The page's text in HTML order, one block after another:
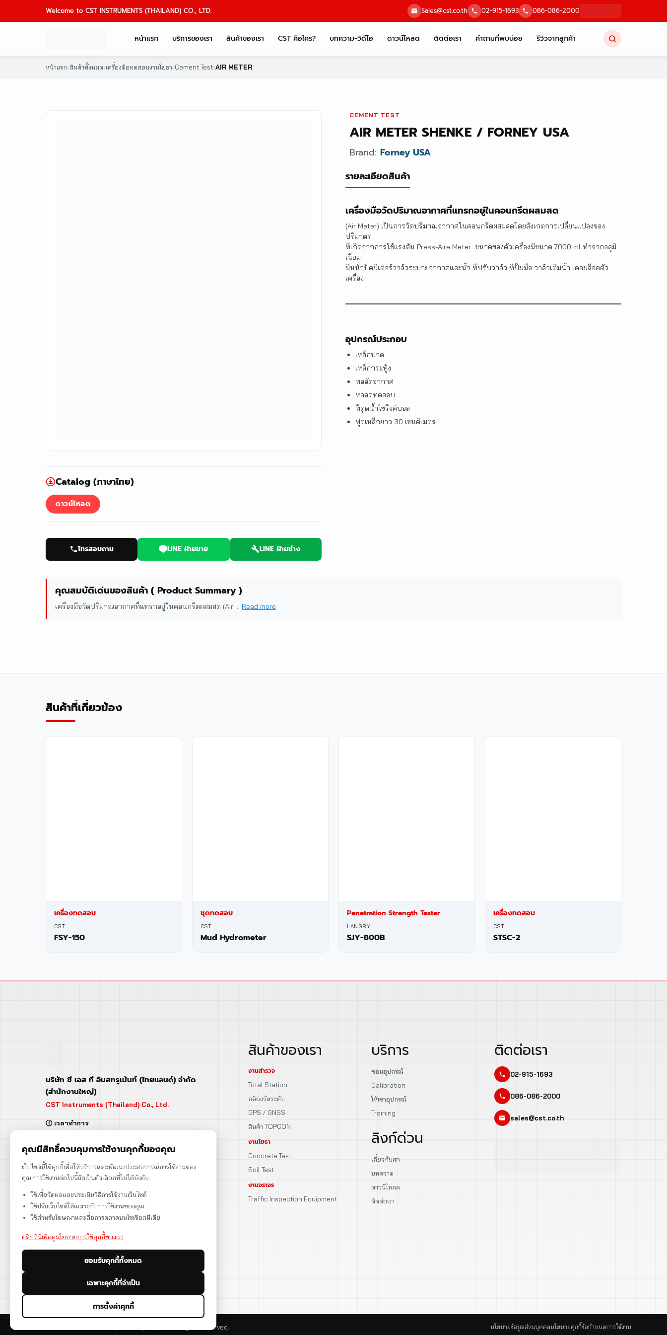
Welcome to CST INSTRUMENTS (THAILAND) CO., LTD. Sales@cst.co.th 02-915-1693 086-086-2000
หน้าแรก บริการของเรา สินค้าของเรา CST คือใคร? บทความ-วิดีโอ ดาวน์โหลด ติดต่อเรา คำถามที่พบบ่อย รีวิวจากลูกค้า
หน้าแรก›สินค้าทั้งหมด›เครื่องมือทดสอบงานโยธา›Cement Test›AIR METER
Catalog (ภาษาไทย)
ดาวน์โหลด
โทรสอบถาม LINE ฝ่ายขาย LINE ฝ่ายช่าง
CEMENT TEST
AIR METER SHENKE / FORNEY USA
Brand: Forney USA
รายละเอียดสินค้า
เครื่องมือวัดปริมาณอากาศที่แทรกอยู่ในคอนกรีตผสมสด
(Air Meter) เป็นการวัดปริมาณอากาศในคอนกรีตผสมสดโดยสังเกตการเปลี่ยนแปลงของ
ปริมาตร
ที่เกิดจากการใช้แรงดัน Press-Aire Meter ขนาดของตัวเครื่องมีขนาด 7000 ml ทำจากอลูมิ
เนียม
มีหน้าปัดมิเตอร์วาล์วระบายอากาศและน้ำ ที่ปรับวาล์ว ที่ปั้มมือ วาล์วเติมน้ำ เคลมล็อคตัว
เครื่อง
อุปกรณ์ประกอบ
เหล็กปาด
เหล็กกระทุ้ง
ท่ออัดอากาศ
หลอดทดสอบ
ที่ดูดน้ำไซริงค์บอล
ฟุตเหล็กยาว 30 เซนติเมตร
คุณสมบัติเด่นของสินค้า ( Product Summary )
เครื่องมือวัดปริมาณอากาศที่แทรกอยู่ในคอนกรีตผสมสด (Air ... Read more
สินค้าที่เกี่ยวข้อง
เครื่องทดสอบ
CST
FSY-150
ชุดทดสอบ
CST
Mud Hydrometer
Penetration Strength Tester
LANGRY
SJY-800B
เครื่องทดสอบ
CST
STSC-2
บริษัท ซี เอส ที อินสทรูเม้นท์ (ไทยแลนด์) จำกัด
(สำนักงานใหญ่)
CST Instruments (Thailand) Co., Ltd.
🕜 เวลาทำการ
เสาร์ | 08:00 - 12:00
📍 95 ถ.ร่มเกล้า แขวงคลองสามประเวศ
เขตลาดกระบัง กรุงเทพฯ 10520
Ladkrabang, Bangkok, Thailand 10520
เลขประจำตัวผู้เสียภาษี: 0105566170152
ดูแผนที่
สินค้าของเรา
งานสำรวจ
Total Station
กล้องวัดระดับ
GPS / GNSS
สินค้า TOPCON
งานโยธา
Concrete Test
Soil Test
งานจราจร
Traffic Inspection Equipment
บริการ
ซ่อมอุปกรณ์
Calibration
ให้เช่าอุปกรณ์
Training
ลิงก์ด่วน
เกี่ยวกับเรา
บทความ
ดาวน์โหลด
ติดต่อเรา
ติดต่อเรา
02-915-1693
086-086-2000
sales@cst.co.th
© 2026 CST Instruments (Thailand) Co., Ltd. All rights reserved. นโยบายข้อมูลส่วนบุคคลนโยบายคุกกี้ข้อกำหนดการใช้งาน
คุณมีสิทธิ์ควบคุมการใช้งานคุกกี้ของคุณ
เว็บไซต์นี้ใช้คุกกี้เพื่อให้บริการและพัฒนาประสบการณ์การใช้งานของ
คุณ การใช้งานต่อไปนี้ถือเป็นตัวเลือกที่ไม่ได้บังคับ
ใช้เพื่อวัดผลและประเมินวิธีการใช้งานเว็บไซต์
ใช้ปรับเว็บไซต์ให้เหมาะกับการใช้งานของคุณ
ใช้สำหรับโฆษณาและสื่อการตลาดบนโซเชียลมีเดีย
คลิกที่นี่เพื่อดูนโยบายการใช้คุกกี้ของเรา
ยอมรับคุกกี้ทั้งหมด
เฉพาะคุกกี้ที่จำเป็น
การตั้งค่าคุกกี้